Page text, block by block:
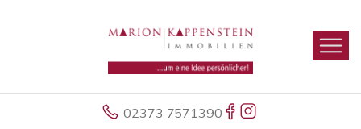
02373 7571390